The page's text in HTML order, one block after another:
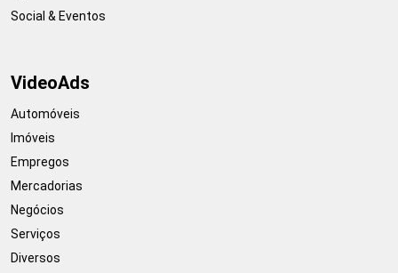
Social & Eventos
VideoAds
Automóveis
Imóveis
Empregos
Mercadorias
Negócios
Serviços
Diversos